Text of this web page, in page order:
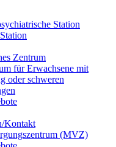
Station
Zentrum
für Erwachsene mit
oder schweren
Kontakt
(MVZ)